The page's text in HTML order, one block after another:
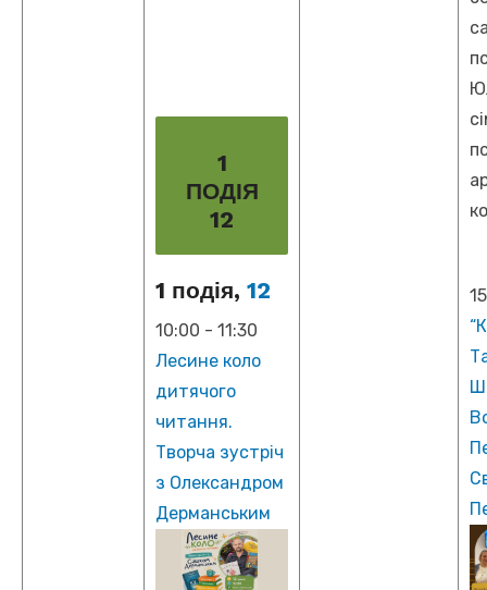
1
ПОДІЯ
12
1 подія, 12
10:00 - 11:30
Лесине коло
дитячого
читання.
Творча зустріч
з Олександром
Дерманським